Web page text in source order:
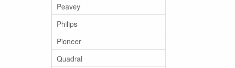
Peavey
Philips
Pioneer
Quadral